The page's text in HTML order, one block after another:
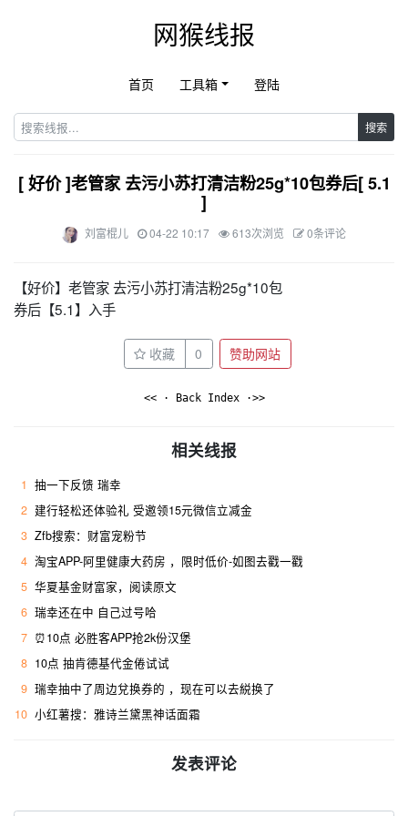
网猴线报
首页 工具箱 登陆
搜索
[ 好价 ]老管家 去污小苏打清洁粉25g*10包券后[ 5.1
]
刘富棍儿 04-22 10:17 613次浏览 0条评论
【好价】老管家 去污小苏打清洁粉25g*10包
券后【5.1】入手
收藏 0 赞助网站
<< · Back Index ·>>
相关线报
1 抽一下反馈 瑞幸
2 建行轻松还体验礼 受邀领15元微信立减金
3 Zfb搜索：财富宠粉节
4 淘宝APP-阿里健康大药房 ，限时低价-如图去戳一戳
5 华夏基金财富家，阅读原文
6 瑞幸还在中 自己过号哈 ​
7 ⏰10点 必胜客APP抢2k份汉堡
8 10点 抽肯德基代金倦试试
9 瑞幸抽中了周边兌换券的 ，现在可以去綐换了
10 小红薯搜：雅诗兰黛黑神话面霜 ​
发表评论